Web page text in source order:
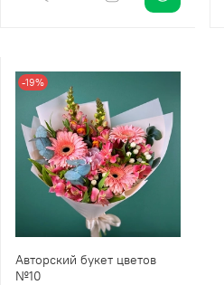
-19%
Авторский букет цветов
№10